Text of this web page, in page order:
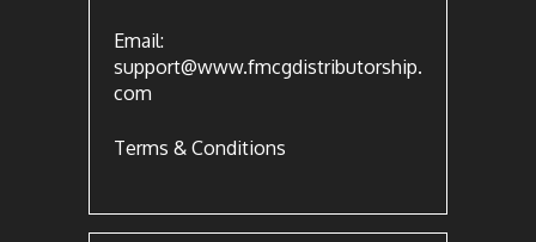
Email:
support@www.fmcgdistributorship.
com
Terms & Conditions